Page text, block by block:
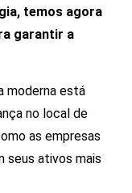
temos agora
garantir a
moderna está
no local de
as empresas
seus ativos mais